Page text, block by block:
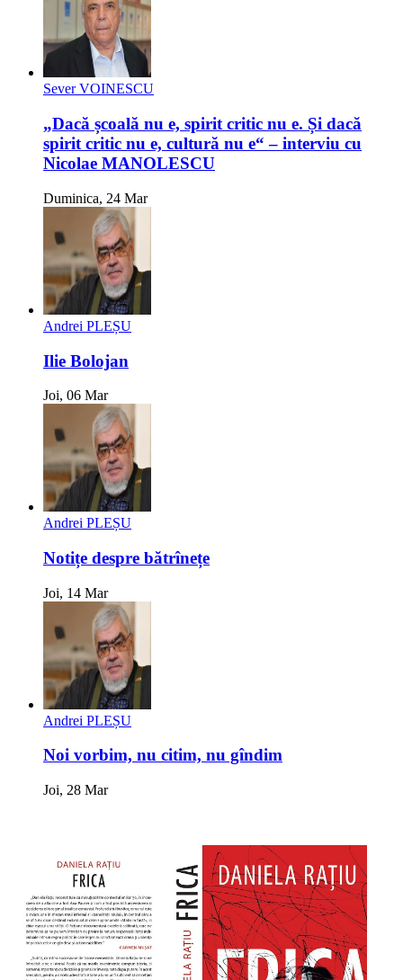
Sever VOINESCU
„Dacă școală nu e, spirit critic nu e. Și dacă
spirit critic nu e, cultură nu e“ – interviu cu
Nicolae MANOLESCU
Duminica, 24 Mar
Andrei PLEȘU
Ilie Bolojan
Joi, 06 Mar
Andrei PLEȘU
Notițe despre bătrînețe
Joi, 14 Mar
Andrei PLEȘU
Noi vorbim, nu citim, nu gîndim
Joi, 28 Mar